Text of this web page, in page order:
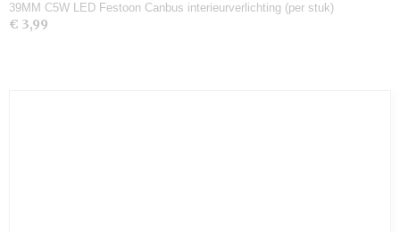
39MM C5W LED Festoon Canbus interieurverlichting (per stuk)
€ 3,99